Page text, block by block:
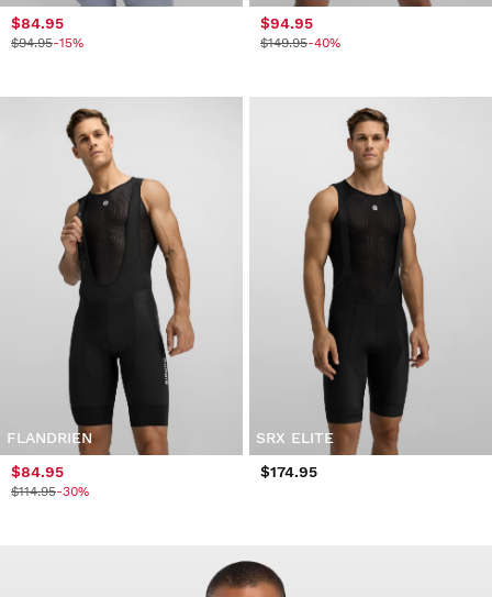
$84.95
$94.95-15%
$94.95
$149.95-40%
FLANDRIEN
$84.95
$114.95-30%
SRX ELITE
$174.95